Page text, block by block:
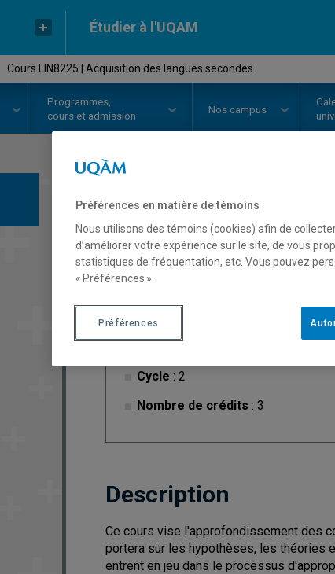
Étudier à l'UQAM
Cours LIN8225 | Acquisition des langues secondes
Programmes,
cours et admission
Nos campus
COURS// LIN8225
Description Horaire
Cycle : 2
Nombre de crédits : 3
Description
Ce cours vise l'approfondissement des
portera sur les hypothèses, les théories
entrent en jeu dans le processus
Préférences en matière de témoins
Nous utilisons des témoins (cookies) afin de
d’améliorer votre expérience sur le site, de vous
statistiques de fréquentation, etc. Vous pouvez
« Préférences ».
Préférences